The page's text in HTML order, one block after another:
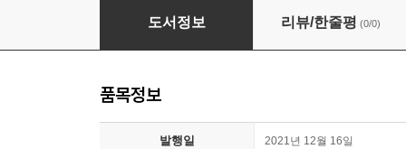
한강의 기적 그 꿈의 대장정
도서정보 리뷰/한줄평 (0/0)
품목정보
발행일 2021년 12월 16일